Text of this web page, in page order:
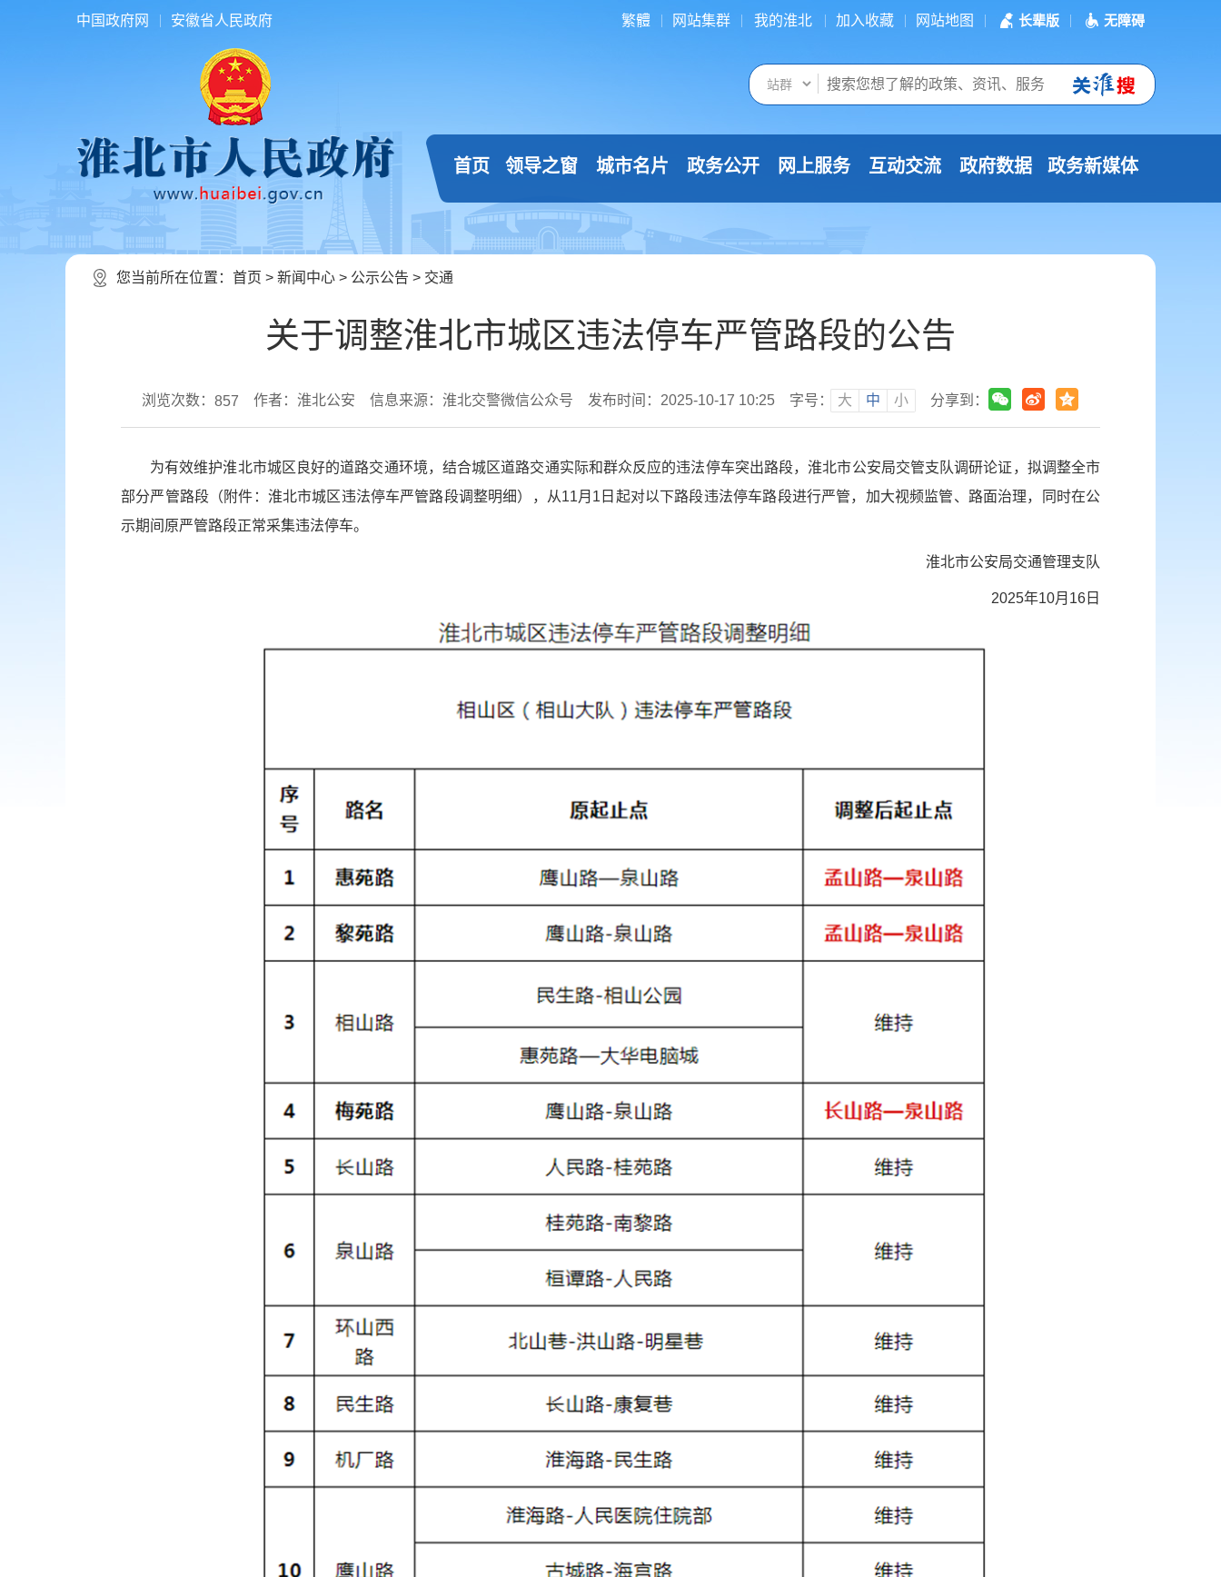
中国政府网 安徽省人民政府 繁體 网站集群 我的淮北 加入收藏 网站地图 长辈版 无障碍
首页 领导之窗 城市名片 政务公开 网上服务 互动交流 政府数据 政务新媒体
您当前所在位置： 首页 > 新闻中心 > 公示公告 > 交通
关于调整淮北市城区违法停车严管路段的公告
浏览次数： 857 作者：淮北公安 信息来源：淮北交警微信公众号 发布时间：2025-10-17 10:25 字号： 大 中 小 分享到：
为有效维护淮北市城区良好的道路交通环境，结合城区道路交通实际和群众反应的违法停车突出路段，淮北市公安局交管支队调研论证，拟调整全市
部分严管路段（附件：淮北市城区违法停车严管路段调整明细），从11月1日起对以下路段违法停车路段进行严管，加大视频监管、路面治理，同时在公
示期间原严管路段正常采集违法停车。
淮北市公安局交通管理支队
2025年10月16日